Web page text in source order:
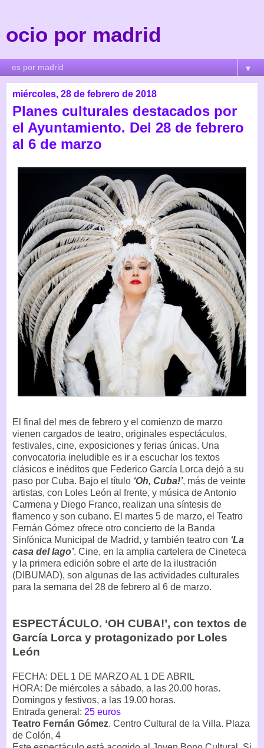
ocio por madrid
▼
miércoles, 28 de febrero de 2018
Planes culturales destacados por
el Ayuntamiento. Del 28 de febrero
al 6 de marzo
El final del mes de febrero y el comienzo de marzo
vienen cargados de teatro, originales espectáculos,
festivales, cine, exposiciones y ferias únicas. Una
convocatoria ineludible es ir a escuchar los textos
clásicos e inéditos que Federico García Lorca dejó a su
paso por Cuba. Bajo el título ‘Oh, Cuba!’, más de veinte
artistas, con Loles León al frente, y música de Antonio
Carmena y Diego Franco, realizan una síntesis de
flamenco y son cubano. El martes 5 de marzo, el Teatro
Fernán Gómez ofrece otro concierto de la Banda
Sinfónica Municipal de Madrid, y también teatro con ‘La
casa del lago’. Cine, en la amplia cartelera de Cineteca
y la primera edición sobre el arte de la ilustración
(DIBUMAD), son algunas de las actividades culturales
para la semana del 28 de febrero al 6 de marzo.
ESPECTÁCULO. ‘OH CUBA!’, con textos de
García Lorca y protagonizado por Loles
León
FECHA: DEL 1 DE MARZO AL 1 DE ABRIL
HORA: De miércoles a sábado, a las 20.00 horas.
Domingos y festivos, a las 19.00 horas.
Entrada general: 25 euros
Teatro Fernán Gómez. Centro Cultural de la Villa. Plaza
de Colón, 4